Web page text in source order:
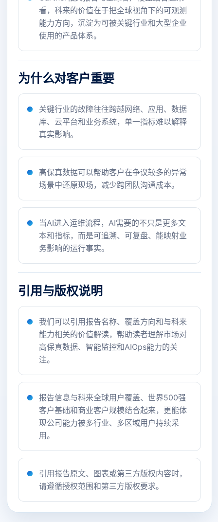
看，科来的价值在于把全球视角下的可观测
能力方向，沉淀为可被关键行业和大型企业
使用的产品体系。
为什么对客户重要
关键行业的故障往往跨越网络、应用、数据
库、云平台和业务系统，单一指标难以解释
真实影响。
高保真数据可以帮助客户在争议较多的异常
场景中还原现场，减少跨团队沟通成本。
当AI进入运维流程，AI需要的不只是更多文
本和指标，而是可追溯、可复盘、能映射业
务影响的运行事实。
引用与版权说明
我们可以引用报告名称、覆盖方向和与科来
能力相关的价值解读，帮助读者理解市场对
高保真数据、智能监控和AIOps能力的关
注。
报告信息与科来全球用户覆盖、世界500强
客户基础和商业客户规模结合起来，更能体
现公司能力被多行业、多区域用户持续采
用。
引用报告原文、图表或第三方版权内容时，
请遵循授权范围和第三方版权要求。